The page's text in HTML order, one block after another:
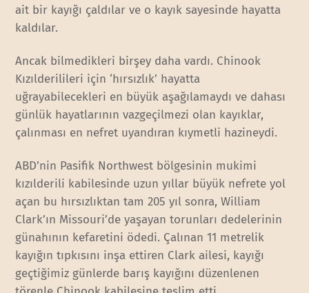
ait bir kayığı çaldılar ve o kayık sayesinde hayatta
kaldılar.
Ancak bilmedikleri birşey daha vardı. Chinook
Kızılderilileri için ‘hırsızlık’ hayatta
uğrayabilecekleri en büyük aşağılamaydı ve dahası
günlük hayatlarının vazgeçilmezi olan kayıklar,
çalınması en nefret uyandıran kıymetli hazineydi.
ABD’nin Pasifik Northwest bölgesinin mukimi
kızılderili kabilesinde uzun yıllar büyük nefrete yol
açan bu hırsızlıktan tam 205 yıl sonra, William
Clark’ın Missouri’de yaşayan torunları dedelerinin
günahının kefaretini ödedi. Çalınan 11 metrelik
kayığın tıpkısını inşa ettiren Clark ailesi, kayığı
geçtiğimiz günlerde barış kayığını düzenlenen